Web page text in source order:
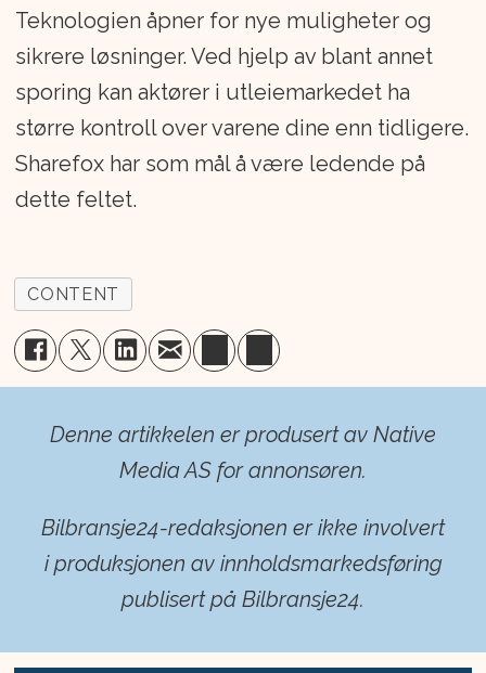
Teknologien åpner for nye muligheter og
sikrere løsninger. Ved hjelp av blant annet
sporing kan aktører i utleiemarkedet ha
større kontroll over varene dine enn tidligere.
Sharefox har som mål å være ledende på
dette feltet.
CONTENT
Denne artikkelen er produsert av Native
Media AS for annonsøren.
Bilbransje24-redaksjonen er ikke involvert
i produksjonen av innholdsmarkedsføring
publisert på Bilbransje24.